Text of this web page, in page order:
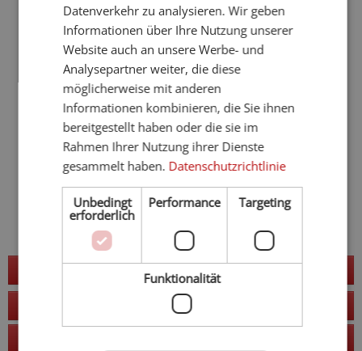
Jetzt anfragen
zur Website
Datenverkehr zu analysieren. Wir geben
Informationen über Ihre Nutzung unserer
Website auch an unsere Werbe- und
Analysepartner weiter, die diese
möglicherweise mit anderen
Informationen kombinieren, die Sie ihnen
bereitgestellt haben oder die sie im
Rahmen Ihrer Nutzung ihrer Dienste
gesammelt haben. Datenschutzrichtlinie
Unbedingt
erforderlich
Performance Targeting
Funktionalität